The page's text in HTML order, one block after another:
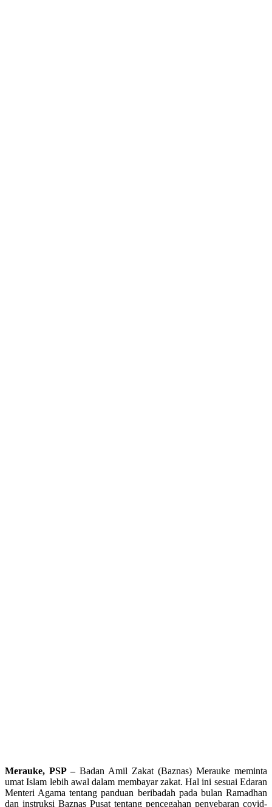
Merauke, PSP –Badan Amil Zakat (Baznas) Merauke meminta
umat Islam lebih awal dalam membayar zakat. Hal ini sesuai Edaran
Menteri Agama tentang panduan beribadah pada bulan Ramadhan
dan instruksi Baznas Pusat tentang pencegahan penyebaran covid-